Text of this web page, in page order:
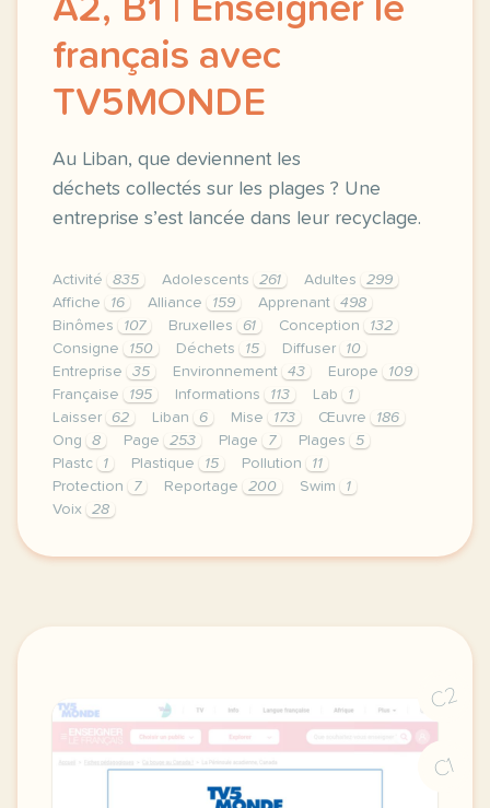
A2, B1 | Enseigner le
français avec
TV5MONDE
Au Liban, que deviennent les
déchets collectés sur les plages ? Une
entreprise s’est lancée dans leur recyclage.
Activité 835 Adolescents 261 Adultes
299
Affiche
16 Alliance 159 Apprenant
498
Binômes
107 Bruxelles 61 Conception
132
Consigne
150 Déchets 15 Diffuser
10
Entreprise
35 Environnement 43 Europe
109
Française
195 Informations 113 Lab
1
Laisser
62 Liban 6 Mise 173 Œuvre
186
Ong
8 Page 253 Plage 7 Plages
5
Plastc
1 Plastique 15 Pollution
11
Protection
7 Reportage 200 Swim
1
Voix
28
le respect de votre vie privee est une priorite
C2
C1